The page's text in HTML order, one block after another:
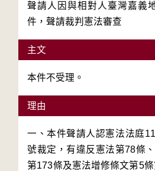
聲請人因與相對人臺灣嘉義
件，聲請裁判憲法審查
主文
本件不受理。
理由
一、本件聲請人認憲法法庭
號裁定，有違反憲法第78條
第173條及憲法增修條文第5